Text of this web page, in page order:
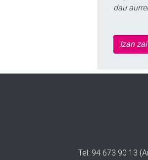
dau
Izan
Tel: 94 673 90 13